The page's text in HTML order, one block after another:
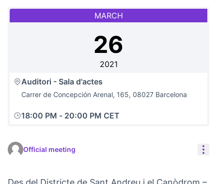
MARCH
26
2021
Auditori - Sala d'actes
Carrer de Concepción Arenal, 165, 08027 Barcelona
18:00 PM - 20:00 PM CET
Official meeting